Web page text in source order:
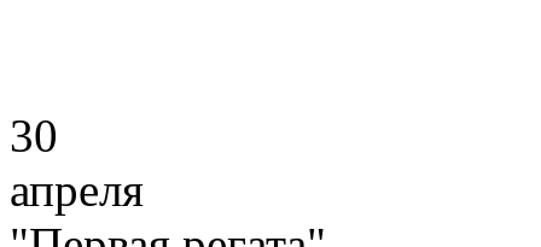
30
апреля